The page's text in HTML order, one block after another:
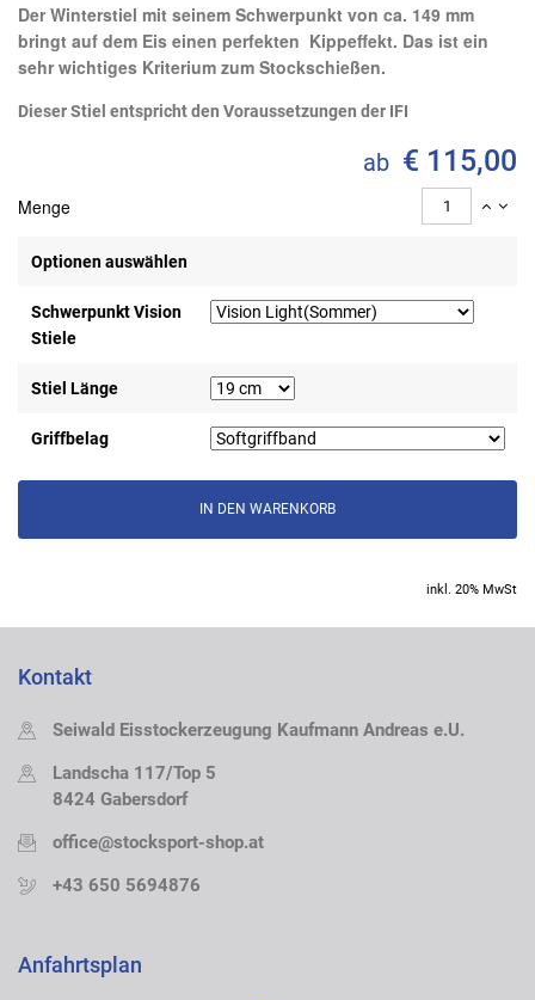
Der Winterstiel mit seinem Schwerpunkt von ca. 149 mm
bringt auf dem Eis einen perfekten Kippeffekt. Das ist ein
sehr wichtiges Kriterium zum Stockschießen.
Dieser Stiel entspricht den Voraussetzungen der IFI
ab € 115,00
Menge
Optionen auswählen
Schwerpunkt Vision
Stiele
Stiel Länge
Griffbelag
inkl. 20% MwSt
Kontakt
Seiwald Eisstockerzeugung Kaufmann Andreas e.U.
Landscha 117/Top 5
8424 Gabersdorf
office@stocksport-shop.at
+43 650 5694876
Anfahrtsplan